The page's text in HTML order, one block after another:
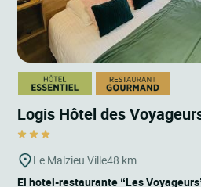
Logis Hôtel des
Le Malzieu Ville48 km
El hotel-restaurante “Les